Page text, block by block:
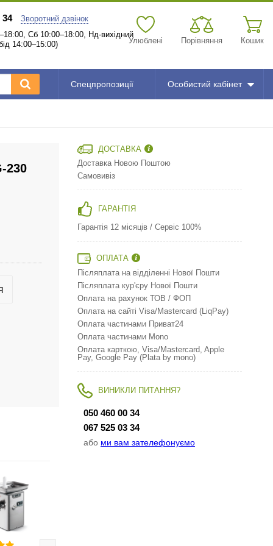
34
Зворотний дзвінок
Сб 10:00–18:00, Нд-вихідний
14:00–15:00)
Улюблені Порівняння Кошик
Спецпропозиції Особистий кабінет
230
ДОСТАВКА
Доставка Новою Поштою
Самовивіз
ГАРАНТІЯ
Гарантія 12 місяців / Сервіс 100%
ОПЛАТА
Післяплата на відділенні Нової Пошти
Післяплата кур'єру Нової Пошти
Оплата на рахунок ТОВ / ФОП
Оплата на сайті Visa/Mastercard (LiqPay)
Оплата частинами Приват24
Оплата частинами Mono
Оплата карткою, Visa/Mastercard, Apple
Pay, Google Pay (Plata by mono)
ВИНИКЛИ ПИТАННЯ?
050 460 00 34
067 525 03 34
або ми вам зателефонуємо